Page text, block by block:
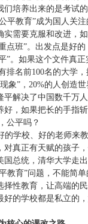
培养出来的是考试的
平教育”成为国人关
需要克服和改进，如
点班”。出发点是好
”。如果这个文件真
排名前100名的大学，
象”， 20%的人创造世
解决了中国数千万
好，如果把长的手指
公平吗？
的学校、好的老师来
对真正有天赋的孩子
国总统，清华大学走
教育”问题，不能简
择性教育，让高端的
的学校都是私立的